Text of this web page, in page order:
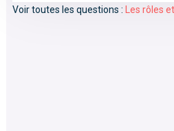
Voir toutes les questions : Les rôles